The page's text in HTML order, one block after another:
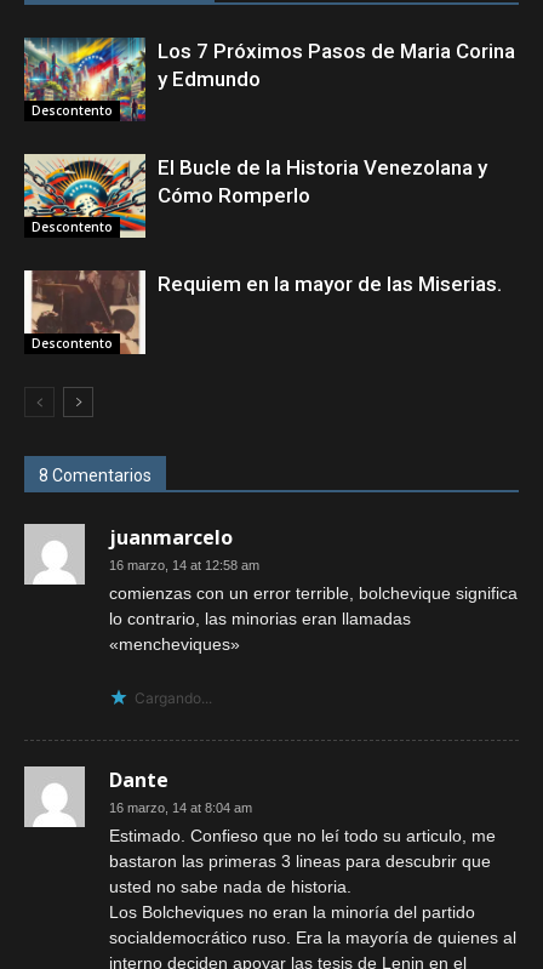
Descontento
Los 7 Próximos Pasos de Maria Corina
y Edmundo
Descontento
El Bucle de la Historia Venezolana y
Cómo Romperlo
Descontento
Requiem en la mayor de las Miserias.
8 Comentarios
juanmarcelo
16 marzo, 14 at 12:58 am
comienzas con un error terrible, bolchevique significa
lo contrario, las minorias eran llamadas
«mencheviques»
Cargando...
Dante
16 marzo, 14 at 8:04 am
Estimado. Confieso que no leí todo su articulo, me
bastaron las primeras 3 lineas para descubrir que
usted no sabe nada de historia.
Los Bolcheviques no eran la minoría del partido
socialdemocrático ruso. Era la mayoría de quienes al
interno deciden apoyar las tesis de Lenin en el